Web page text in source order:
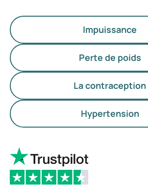
Impuissance
Perte de poids
La contraception
Hypertension